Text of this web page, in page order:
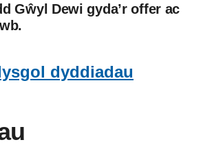
Gŵyl Dewi gyda’r offer ac
dyddiadau